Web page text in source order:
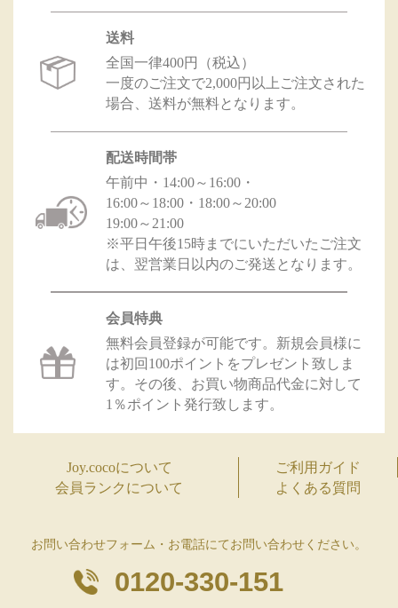
送料
全国一律400円（税込）
一度のご注文で2,000円以上ご注文された
場合、送料が無料となります。
配送時間帯
午前中・14:00～16:00・
16:00～18:00・18:00～20:00
19:00～21:00
※平日午後15時までにいただいたご注文
は、翌営業日以内のご発送となります。
会員特典
無料会員登録が可能です。新規会員様に
は初回100ポイントをプレゼント致しま
す。その後、お買い物商品代金に対して
1％ポイント発行致します。
Joy.cocoについて
ご利用ガイド
会員ランクについて
よくある質問
お問い合わせフォーム・お電話にてお問い合わせください。
0120-330-151